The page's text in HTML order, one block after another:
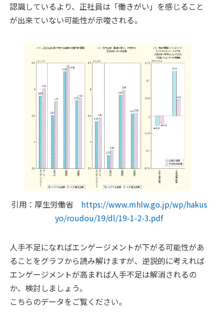
認識しているより、正社員は「働きがい」を感じること
が出来ていない可能性が示唆される。
引用：厚生労働省 https://www.mhlw.go.jp/wp/hakus
yo/roudou/19/dl/19-1-2-3.pdf
人手不足になればエンゲージメントが下がる可能性があ
ることをグラフから読み解けますが、逆説的に考えれば
エンゲージメントが高まれば人手不足は解消されるの
か、検討しましょう。
こちらのデータをご覧ください。